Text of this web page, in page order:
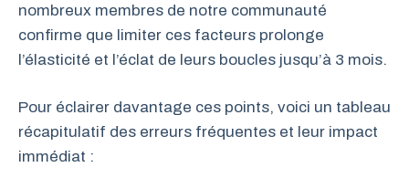
nombreux membres de notre communauté
confirme que limiter ces facteurs prolonge
l’élasticité et l’éclat de leurs boucles jusqu’à 3 mois.
Pour éclairer davantage ces points, voici un tableau
récapitulatif des erreurs fréquentes et leur impact
immédiat :